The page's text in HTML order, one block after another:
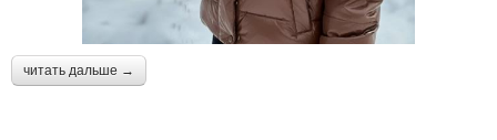
читать дальше →